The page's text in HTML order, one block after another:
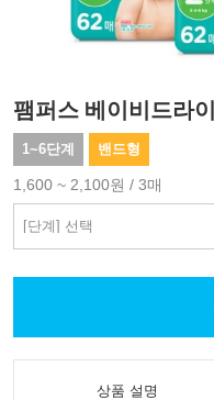
팸퍼스 베이비드라이
1~6단계 밴드형
1,600 ~ 2,100원 / 3매
상품 설명